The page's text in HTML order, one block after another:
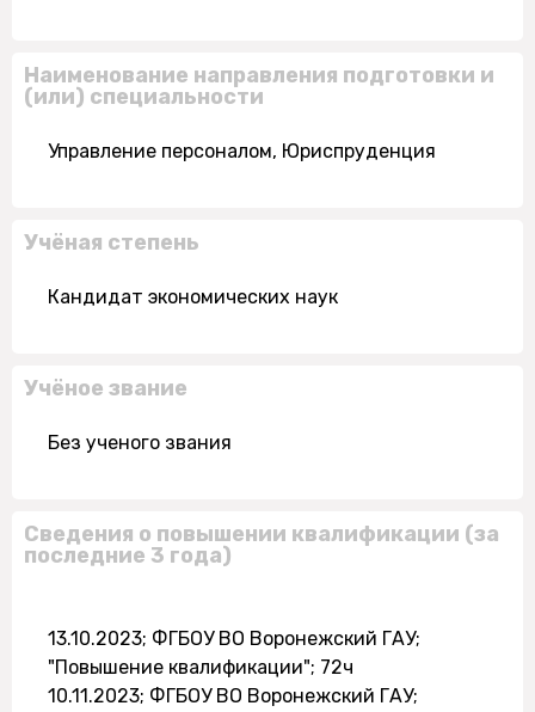
Наименование направления подготовки и
(или) специальности
Управление персоналом, Юриспруденция
Учёная степень
Кандидат экономических наук
Учёное звание
Без ученого звания
Сведения о повышении квалификации (за
последние 3 года)
13.10.2023; ФГБОУ ВО Воронежский ГАУ;
"Повышение квалификации"; 72ч
10.11.2023; ФГБОУ ВО Воронежский ГАУ;